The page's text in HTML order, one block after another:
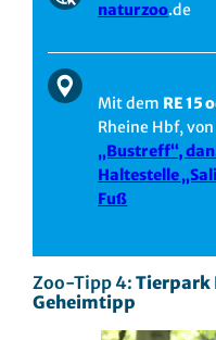
naturzoo.de
Mit dem RE 15
Rheine Hbf,
„Bustreff“,
Haltestelle
Fuß
Zoo-Tipp 4:Tierpark
Geheimtipp